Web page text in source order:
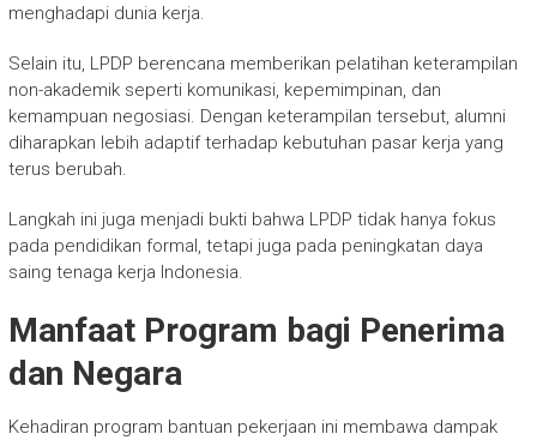
menghadapi dunia kerja.
Selain itu, LPDP berencana memberikan pelatihan keterampilan
non-akademik seperti komunikasi, kepemimpinan, dan
kemampuan negosiasi. Dengan keterampilan tersebut, alumni
diharapkan lebih adaptif terhadap kebutuhan pasar kerja yang
terus berubah.
Langkah ini juga menjadi bukti bahwa LPDP tidak hanya fokus
pada pendidikan formal, tetapi juga pada peningkatan daya
saing tenaga kerja Indonesia.
Manfaat Program bagi Penerima
dan Negara
Kehadiran program bantuan pekerjaan ini membawa dampak